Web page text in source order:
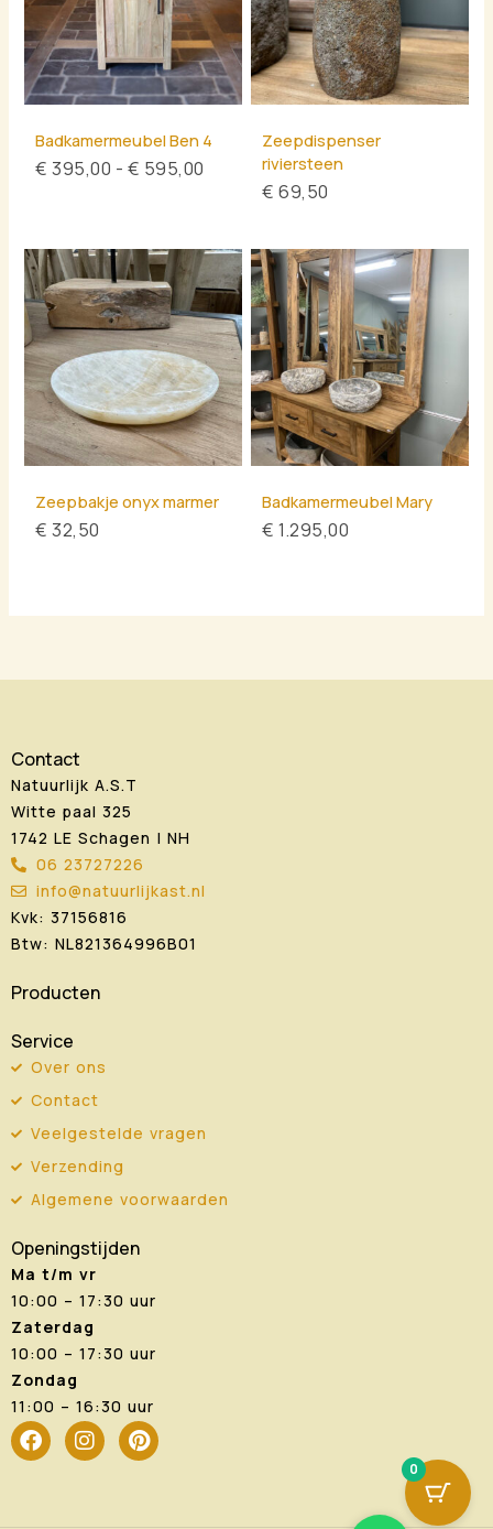
Badkamermeubel Ben 4
€ 395,00 - € 595,00
Zeepdispenser
riviersteen
€ 69,50
Zeepbakje onyx marmer
€ 32,50
Badkamermeubel Mary
€ 1.295,00
Contact
Natuurlijk A.S.T
Witte paal 325
1742 LE Schagen | NH
06 23727226
info@natuurlijkast.nl
Kvk: 37156816
Btw: NL821364996B01
Producten
Service
Over ons
Contact
Veelgestelde vragen
Verzending
Algemene voorwaarden
Openingstijden
Ma t/m vr
10:00 – 17:30 uur
Zaterdag
10:00 – 17:30 uur
Zondag
11:00 – 16:30 uur
F
a
b
I
n
a
P
i
e
0